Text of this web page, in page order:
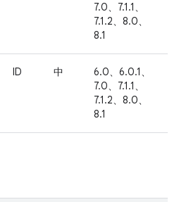
7.0、7.1.1、
7.1.2、8.0、
8.1
ID 中
6.0、6.0.1、
7.0、7.1.1、
7.1.2、8.0、
8.1